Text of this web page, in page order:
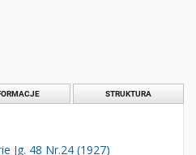
STRUKTURA
Jg. 48 Nr.24 (1927)